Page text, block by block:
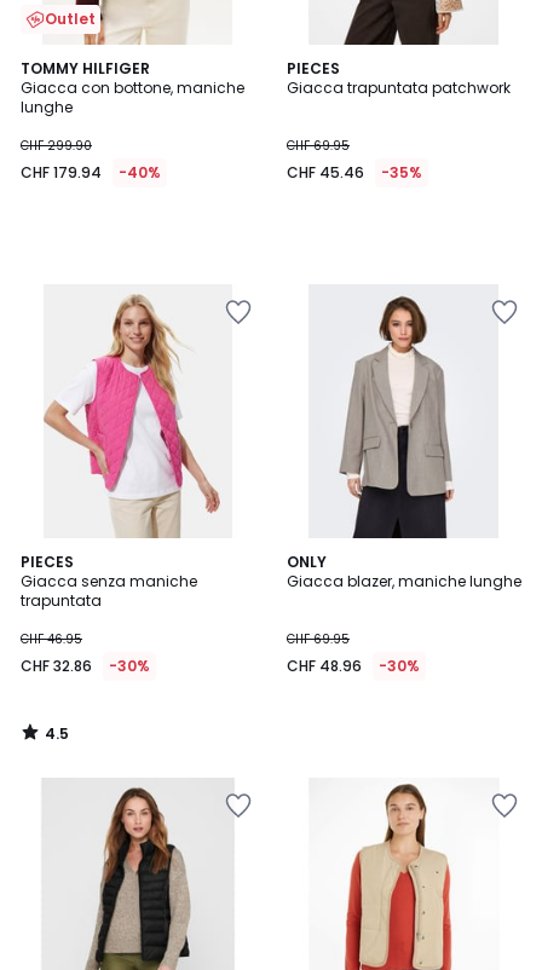
Outlet
TOMMY HILFIGER
Giacca con bottone, maniche
lunghe
CHF 299.90
CHF 179.94 -40%
PIECES
Giacca trapuntata patchwork
CHF 69.95
CHF 45.46 -35%
PIECES
Giacca senza maniche
trapuntata
CHF 46.95
CHF 32.86 -30%
4.5
/ 5
4.5
/
ONLY
Giacca blazer, maniche lunghe
CHF 69.95
CHF 48.96 -30%